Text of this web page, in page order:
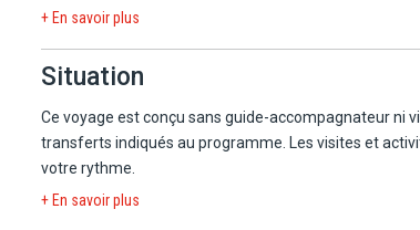
terrasses dessinent un paysage spectaculaire,
+ En savoir plus
Situation
Ce voyage est conçu sans guide-accompagnateur ni
transferts indiqués au programme. Les visites et
votre rythme.
+ En savoir plus